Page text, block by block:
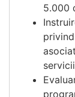
5.000